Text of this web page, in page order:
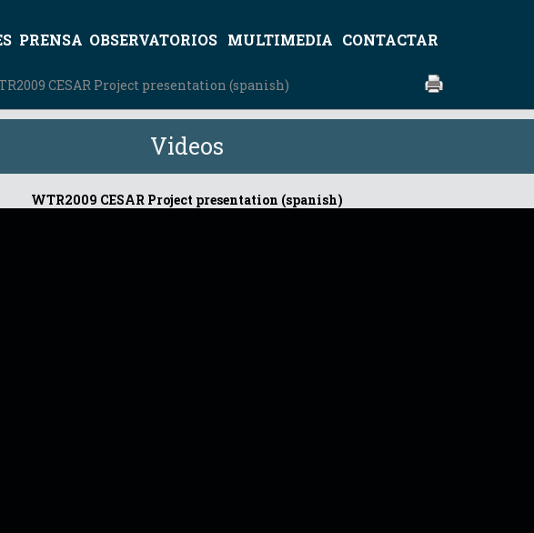
PRENSA OBSERVATORIOS MULTIMEDIA CONTACTAR
CESAR Project presentation (spanish)
Videos
WTR2009 CESAR Project presentation (spanish)